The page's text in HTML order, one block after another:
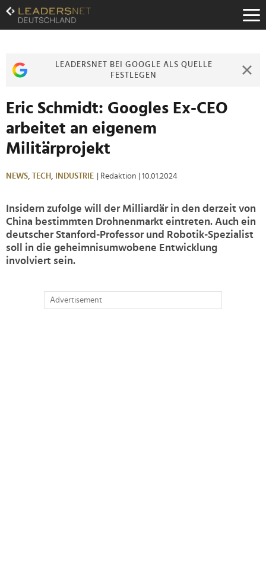
Zum
Inhalt
Zur
Zur
LEADERSNET BEI GOOGLE ALS QUELLE
FESTLEGEN
Eric Schmidt: Googles Ex-CEO
arbeitet an eigenem
Militärprojekt
NEWS, TECH, INDUSTRIE | Redaktion | 10.01.2024
Insidern zufolge will der Milliardär in den derzeit von
China bestimmten Drohnenmarkt eintreten. Auch ein
deutscher Stanford-Professor und Robotik-Spezialist
soll in die geheimnisumwobene Entwicklung
involviert sein.
Advertisement